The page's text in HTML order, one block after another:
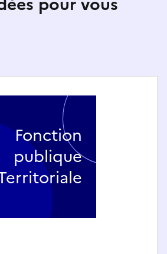
Fonction
publique